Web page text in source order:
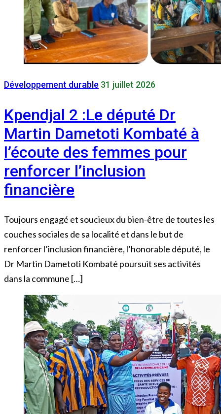
Développement durable 31 juillet 2026
Kpendjal 2 :Le député Dr
Martin Dametoti Kombaté à
l’écoute des femmes pour
renforcer l’inclusion
financière
Toujours engagé et soucieux du bien-être de toutes les
couches sociales de sa localité et dans le but de
renforcer l’inclusion financière, l’honorable député, le
Dr Martin Dametoti Kombaté poursuit ses activités
dans la commune […]